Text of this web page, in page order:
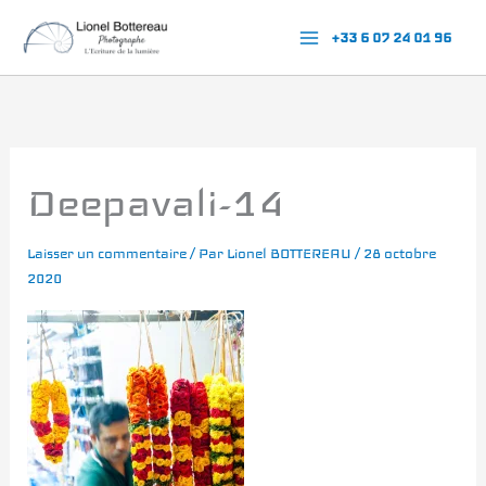
+33 6 07 24 01 96
Deepavali-14
Laisser un commentaire / Par Lionel BOTTEREAU/28 octobre
2020